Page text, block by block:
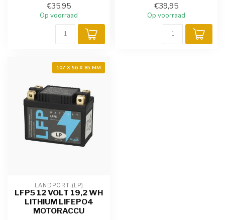
€35,95
Op voorraad
€39,95
Op voorraad
107 X 56 X 85 MM
LANDPORT (LP)
LFP5 12 VOLT 19,2 WH
LITHIUM LIFEPO4
MOTORACCU